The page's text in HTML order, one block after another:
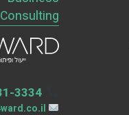
Consulting
3334